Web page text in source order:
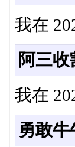
我在
阿三收
我在
勇敢牛